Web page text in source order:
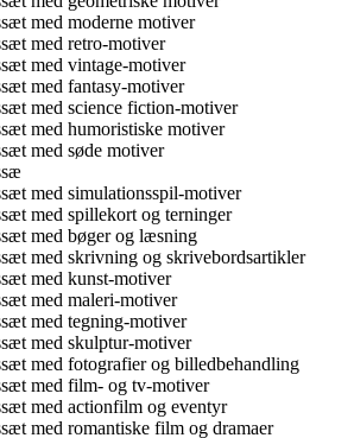
med moderne motiver
med retro-motiver
med vintage-motiver
med fantasy-motiver
med science fiction-motiver
med humoristiske motiver
med søde motiver
med simulationsspil-motiver
med spillekort og terninger
med bøger og læsning
med skrivning og skrivebordsartikler
med kunst-motiver
med maleri-motiver
med tegning-motiver
med skulptur-motiver
med fotografier og billedbehandling
med film- og tv-motiver
med actionfilm og eventyr
med romantiske film og dramaer